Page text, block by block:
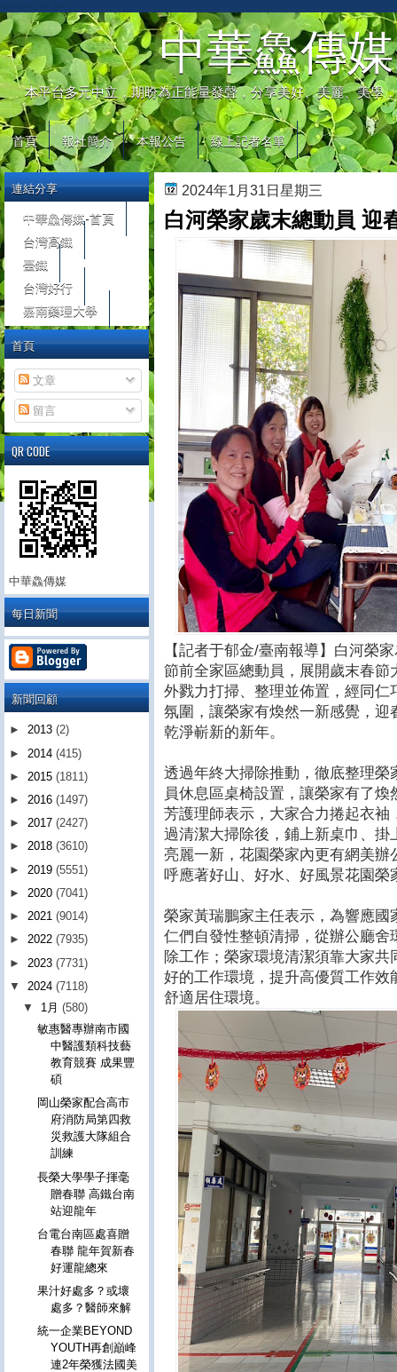
中華鱻傳媒
本平台多元中立，期盼為正能量發聲，分享美好、美麗、美學
首頁 報社簡介 本報公告 線上記者名單
2024年1月31日星期三
白河榮家歲末總動員 迎
【記者于郁金/臺南報導】白河榮
節前全家區總動員，展開歲末春
外戮力打掃、整理並佈置，經同
氛圍，讓榮家有煥然一新感覺，
乾淨嶄新的新年。
透過年終大掃除推動，徹底整理
員休息區桌椅設置，讓榮家有了
芳護理師表示，大家合力捲起衣
過清潔大掃除後，鋪上新桌巾、
亮麗一新，花園榮家內更有網美
呼應著好山、好水、好風景花園榮
榮家黃瑞鵬家主任表示，為響應
仁們自發性整頓清掃，從辦公廳
除工作；榮家環境清潔須靠大家
好的工作環境，提升高優質工作
舒適居住環境。
連結分享
中華鱻傳媒-首頁
台灣高鐵
臺鐵
台灣好行
嘉南藥理大學
首頁
文章
留言
QR CODE
中華鱻傳媒
每日新聞
新聞回顧
► 2013 (2)
► 2014 (415)
► 2015 (1811)
► 2016 (1497)
► 2017 (2427)
► 2018 (3610)
► 2019 (5551)
► 2020 (7041)
► 2021 (9014)
► 2022 (7935)
► 2023 (7731)
▼ 2024 (7118)
▼ 1月(580)
敏惠醫專辦南市國
中醫護類科技藝
教育競賽 成果豐
碩
岡山榮家配合高市
府消防局第四救
災救護大隊組合
訓練
長榮大學學子揮毫
贈春聯 高鐵台南
站迎龍年
台電台南區處喜贈
春聯 龍年賀新春
好運龍總來
果汁好處多？或壞
處多？醫師來解
統一企業BEYOND
YOUTH再創巔峰
連2年榮獲法國美